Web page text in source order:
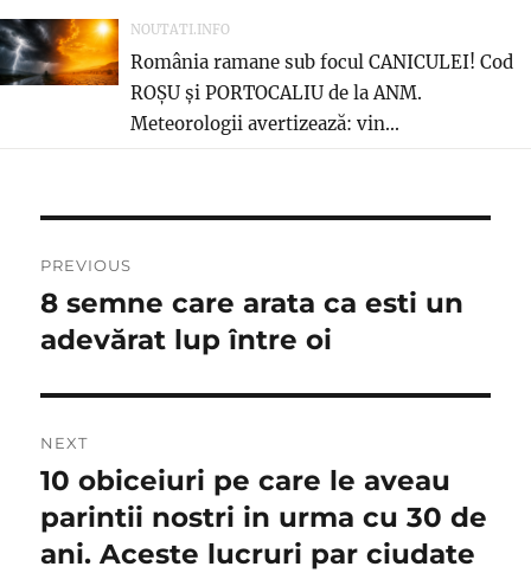
NOUTATI.INFO
România ramane sub focul CANICULEI! Cod
ROȘU și PORTOCALIU de la ANM.
Meteorologii avertizează: vin...
în
articole
PREVIOUS
Previous
post:
8 semne care arata ca esti un
adevărat lup între oi
NEXT
Next
post:
10 obiceiuri pe care le aveau
parintii nostri in urma cu 30 de
ani. Aceste lucruri par ciudate